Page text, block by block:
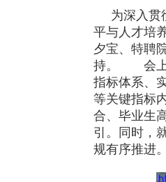
为深入贯
平与人才培
夕宝、特聘
持。 会上，
指标体系、
等关键指标
合、毕业生
引。同时，
规有序推进。